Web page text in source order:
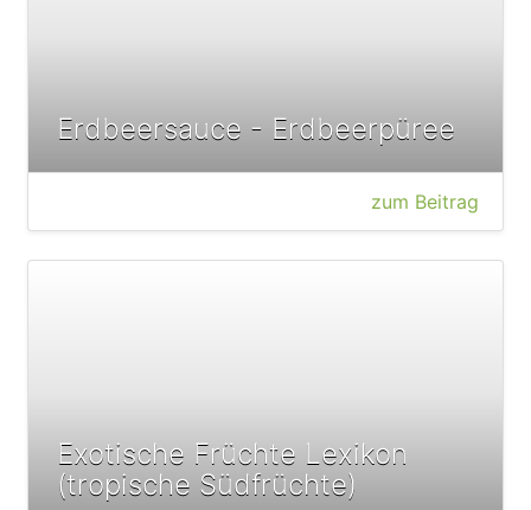
Erdbeersauce - Erdbeerpüree
zum Beitrag
Exotische Früchte Lexikon
(tropische Südfrüchte)